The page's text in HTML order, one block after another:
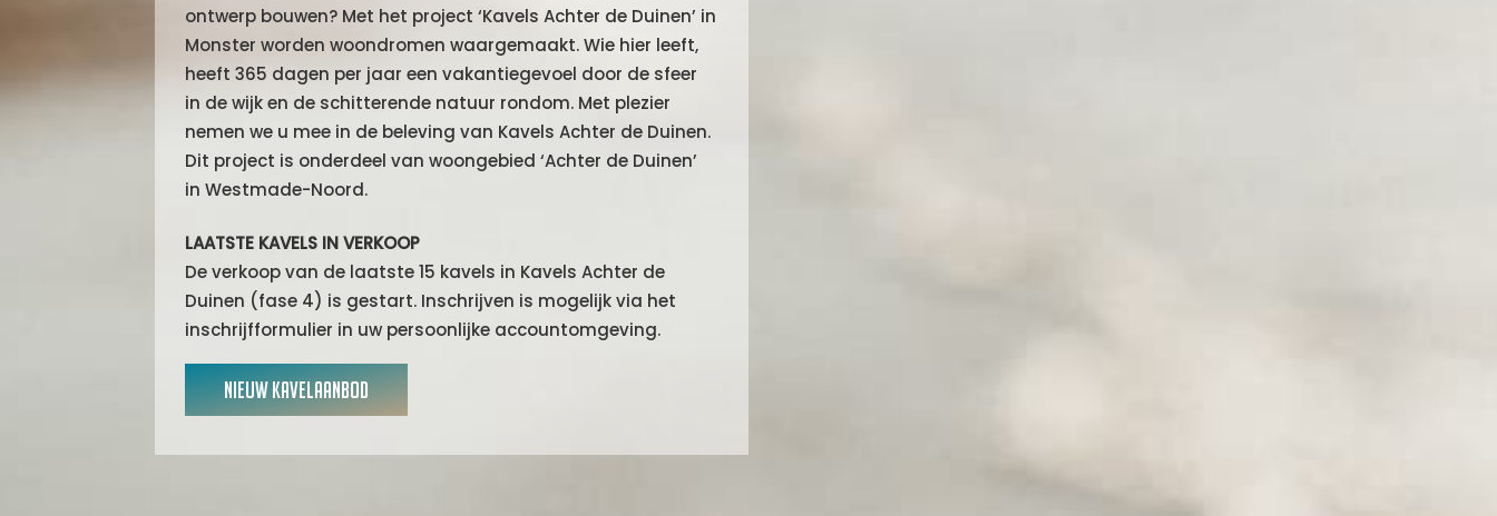
ontwerp bouwen? Met het project ‘Kavels Achter de Duinen’ in
Monster worden woondromen waargemaakt. Wie hier leeft,
heeft 365 dagen per jaar een vakantiegevoel door de sfeer
in de wijk en de schitterende natuur rondom. Met plezier
nemen we u mee in de beleving van Kavels Achter de Duinen.
Dit project is onderdeel van woongebied ‘Achter de Duinen’
in Westmade-Noord.
LAATSTE KAVELS IN VERKOOP
De verkoop van de laatste 15 kavels in Kavels Achter de
Duinen (fase 4) is gestart. Inschrijven is mogelijk via het
inschrijfformulier in uw persoonlijke accountomgeving.
NIEUWKAVELAANBOD